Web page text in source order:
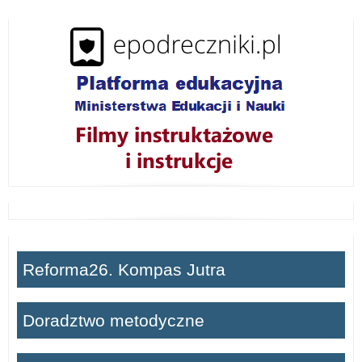
Reforma26. Kompas Jutra
Doradztwo metodyczne